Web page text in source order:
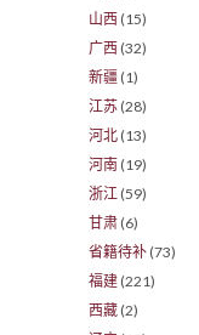
山西 (15)
广西 (32)
新疆 (1)
江苏 (28)
河北 (13)
河南 (19)
浙江 (59)
甘肃 (6)
省籍待补 (73)
福建 (221)
西藏 (2)